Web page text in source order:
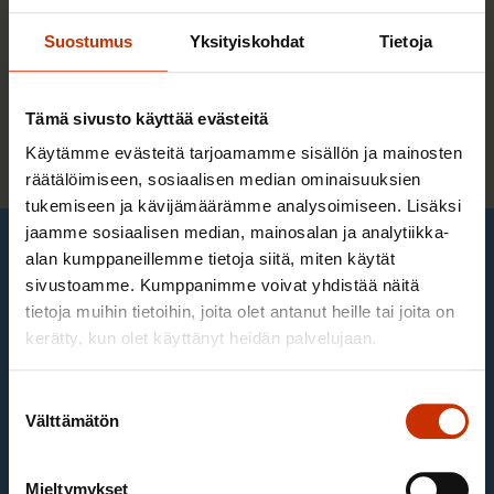
Suostumus Yksityiskohdat Tietoja
Tämä sivusto käyttää evästeitä
Käytämme evästeitä tarjoamamme sisällön ja mainosten
räätälöimiseen, sosiaalisen median ominaisuuksien
tukemiseen ja kävijämäärämme analysoimiseen. Lisäksi
jaamme sosiaalisen median, mainosalan ja analytiikka-
alan kumppaneillemme tietoja siitä, miten käytät
sivustoamme. Kumppanimme voivat yhdistää näitä
tietoja muihin tietoihin, joita olet antanut heille tai joita on
kerätty, kun olet käyttänyt heidän palvelujaan.
valinta
Välttämätön
Mieltymykset
nuorisotoimintaan (alle 36-vuotiaat) sekä
Rakennusliiton koulutuksiin.
Liity Rakennusliiton opiskelijajäseneksi